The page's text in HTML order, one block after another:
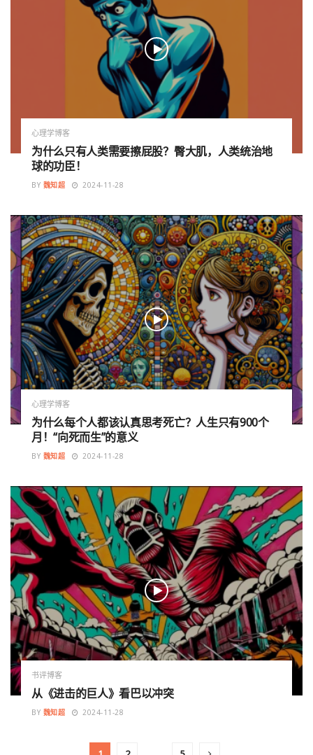
心理学博客
为什么只有人类需要擦屁股？臀大肌，人类统治地
球的功臣！
BY 魏知超 2024-11-28
心理学博客
为什么每个人都该认真思考死亡？人生只有900个
月！“向死而生”的意义
BY 魏知超 2024-11-28
书评博客
从《进击的巨人》看巴以冲突
BY 魏知超 2024-11-28